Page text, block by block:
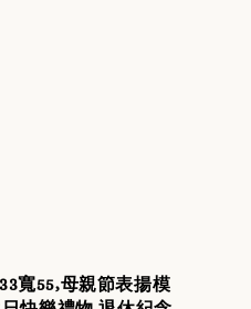
寬55,母親節表揚模